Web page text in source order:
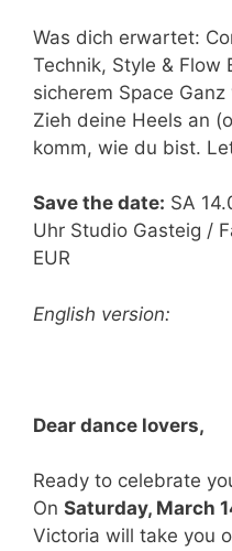
Was dich erwartet:
Technik, Style & Flow
sicherem Space
Zieh deine Heels an
komm, wie du bist.
Save the date: SA
Uhr Studio Gasteig /
EUR
English version:
Dear dance lovers,
Ready to celebrate
On Saturday, March
Victoria will take you